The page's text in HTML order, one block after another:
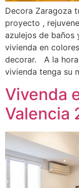
Decora Zaragoza
proyecto ,
azulejos de baños
vivienda en
decorar. A la hora
vivienda tenga su
Vivenda
Valencia